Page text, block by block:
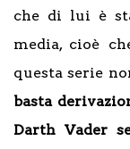
che di lui è
media, cioè
questa serie
basta
Darth Vader